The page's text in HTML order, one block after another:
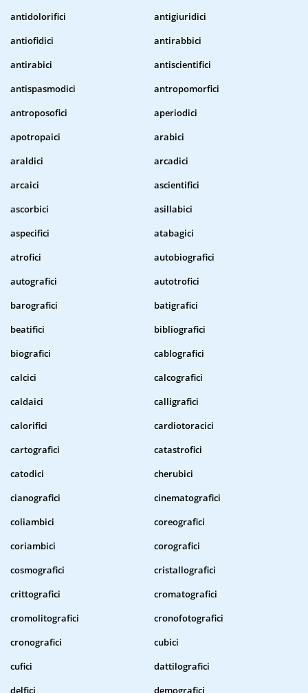
antidolorifici
antigiuridici
antiofidici
antirabbici
antirabici
antiscientifici
antispasmodici
antropomorfici
antroposofici
aperiodici
apotropaici
arabici
araldici
arcadici
arcaici
ascientifici
ascorbici
asillabici
aspecifici
atabagici
atrofici
autobiografici
autografici
autotrofici
barografici
batigrafici
beatifici
bibliografici
biografici
cablografici
calcici
calcografici
caldaici
calligrafici
calorifici
cardiotoracici
cartografici
catastrofici
catodici
cherubici
cianografici
cinematografici
coliambici
coreografici
coriambici
corografici
cosmografici
cristallografici
crittografici
cromatografici
cromolitografici
cronofotografici
cronografici
cubici
cufici
dattilografici
delfici
demografici